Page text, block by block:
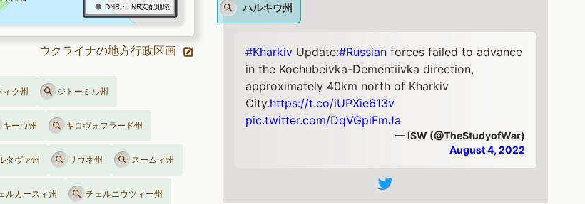
ウクライナの地方行政区画
ィク州 ジトーミル州
キーウ州 キロヴォフラード州
タヴァ州 リウネ州 スームィ州
ルカースィ州 チェルニウツィー州
ハルキウ州
#Kharkiv Update:#Russian forces failed to advance
in the Kochubeivka-Dementiivka direction,
approximately 40km north of Kharkiv
City.https://t.co/iUPXie613v
pic.twitter.com/DqVGpiFmJa
— ISW (@TheStudyofWar)
August 4, 2022